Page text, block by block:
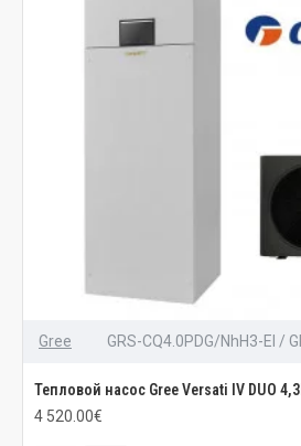
Gree GRS-CQ4.0PDG/NhH3-EI /
Тепловой насос Gree Versati IV DUO
4 520.00€